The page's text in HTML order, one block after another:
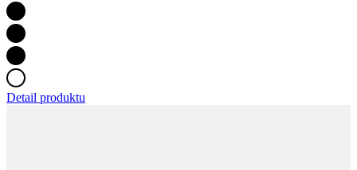
Detail produktu